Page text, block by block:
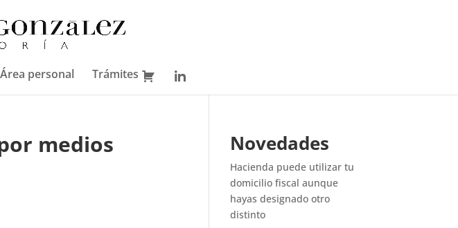
Área personal Trámites
medios Novedades
Hacienda puede utilizar tu
domicilio fiscal aunque
hayas designado otro
distinto